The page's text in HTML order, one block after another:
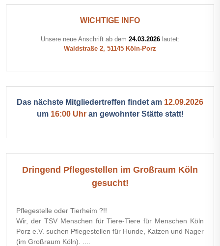
WICHTIGE INFO
Unsere neue Anschrift ab dem 24.03.2026lautet:
Waldstraße 2, 51145 Köln-Porz
Das nächste Mitgliedertreffen findet am 12.09.2026
um 16:00 Uhran gewohnter Stätte statt!
Dringend Pflegestellen im Großraum Köln
gesucht!
Pflegestelle oder Tierheim ?!!
Wir, der TSV Menschen für Tiere-Tiere für Menschen Köln
Porz e.V. suchen Pflegestellen für Hunde, Katzen und Nager
(im Großraum Köln). ....